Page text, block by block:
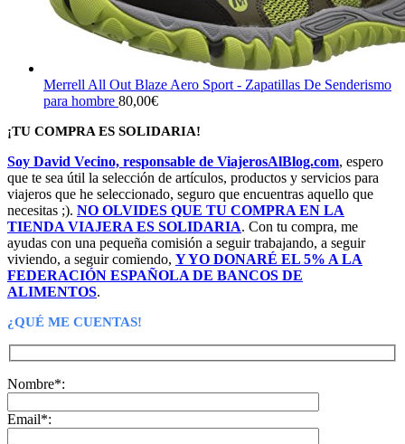
Merrell All Out Blaze Aero Sport - Zapatillas De Senderismo
para hombre 80,00€
¡TU COMPRA ES SOLIDARIA!
Soy David Vecino, responsable de ViajerosAlBlog.com, espero
que te sea útil la selección de artículos, productos y servicios para
viajeros que he seleccionado, seguro que encuentras aquello que
necesitas ;). NO OLVIDES QUE TU COMPRA EN LA
TIENDA VIAJERA ES SOLIDARIA. Con tu compra, me
ayudas con una pequeña comisión a seguir trabajando, a seguir
viviendo, a seguir comiendo, Y YO DONARÉ EL 5% A LA
FEDERACIÓN ESPAÑOLA DE BANCOS DE
ALIMENTOS.
¿QUÉ ME CUENTAS!
Nombre*:
Email*: